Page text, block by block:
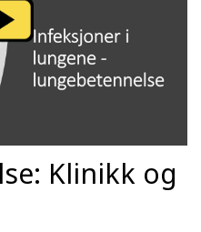
Klinikk og